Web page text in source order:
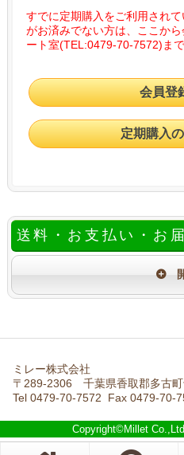
すでに定期購入をご利用され
がお済みでない方は、ここか
ート室(TEL:0479-70-7572)まで
会員登
定期購入
送料・お支払い・お
ミレー株式会社
〒289-2306 千葉県香取郡多古
Tel 0479-70-7572 Fax 0479-70-
Copyright©Millet